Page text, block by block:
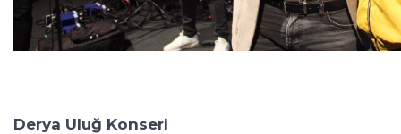
Derya Uluğ Konseri